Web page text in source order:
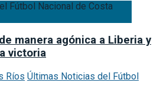
Fútbol Nacional de Costa
manera agónica a Liberia y
victoria
Ríos Últimas Noticias del Fútbol